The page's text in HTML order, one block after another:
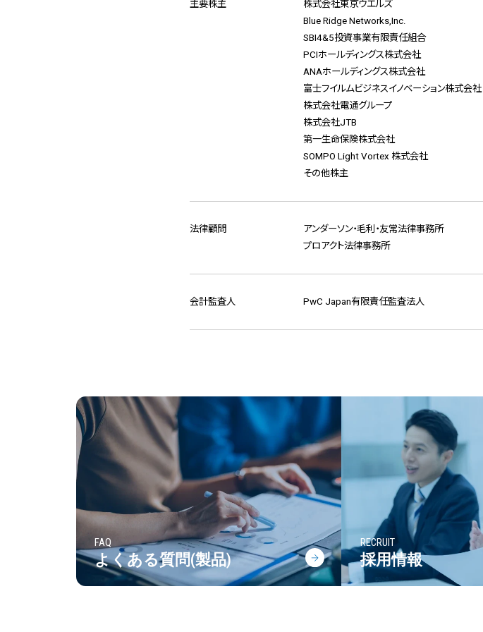
主要株主
株式会社東京ウエルズ
Blue Ridge Networks,Inc.
SBI4&5投資事業有限責任組合
PCIホールディングス株式会社
ANAホールディングス株式会社
富士フイルムビジネスイノベーション株式会社
株式会社電通グループ
株式会社JTB
第一生命保険株式会社
SOMPO Light Vortex 株式会社
その他株主
法律顧問
アンダーソン・毛利・友常法律事務所
プロアクト法律事務所
会計監査人 PwC Japan有限責任監査法人
FAQ
よくある質問(製品)
RECRUIT
採用情報